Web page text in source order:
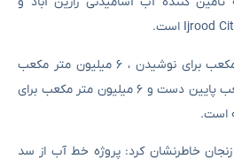
این سد از ۳.۵ میلیون متر مکعب برای نوشیدن ، ۶ میلیون متر مکعب
صنعت ، ۱.۶۴ میلیون متر مکعب پایین دست و ۶ میلیون متر مکعب برای
است.
خاطرنشان کرد: پروژه خط آب از سد